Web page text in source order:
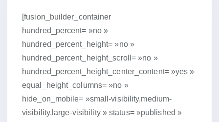
[fusion_builder_container
hundred_percent= »no »
hundred_percent_height= »no »
hundred_percent_height_scroll= »no »
hundred_percent_height_center_content= »yes »
equal_height_columns= »no »
hide_on_mobile= »small-visibility,medium-
visibility,large-visibility » status= »published »